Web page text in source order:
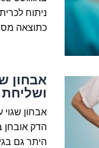
ניתוח
כתוצאה
אבחון
ושליחת
אבחון
הדק אובחן
היתר גם